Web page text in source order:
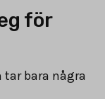
för
bara några